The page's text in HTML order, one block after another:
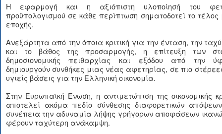
Η εφαρμογή και η αξιόπιστη υλοποίησή του
προϋπολογισμού σε κάθε περίπτωση σηματοδοτεί το τέλος
εποχής.
Ανεξάρτητα από την όποια κριτική για την ένταση, την
και το βάθος της προσαρμογής, η επίτευξη των
δημοσιονομικής πειθαρχίας και εξόδου από την
δημιουργούν συνθήκες μιας νέας αφετηρίας, σε πιο
υγιείς βάσεις για την Ελληνική οικονομία.
Στην Ευρωπαϊκή Ένωση, η αντιμετώπιση της οικονομικής
αποτελεί ακόμα πεδίο σύνθεσης διαφορετικών
συνέπεια την αδυναμία λήψης γρήγορων αποφάσεων
φέρουν ταχύτερη ανάκαμψη.